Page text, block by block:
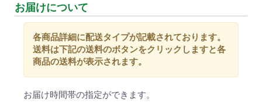
お届けについて
各商品詳細に配送タイプが記載されております。
送料は下記の送料のボタンをクリックしますと各
商品の送料が表示されます。
お届け時間帯の指定ができます。